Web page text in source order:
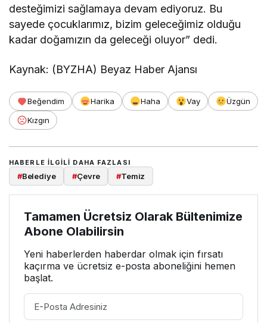
desteğimizi sağlamaya devam ediyoruz. Bu
sayede çocuklarımız, bizim geleceğimiz olduğu
kadar doğamızın da geleceği oluyor” dedi.
Kaynak: (BYZHA) Beyaz Haber Ajansı
Beğendim Harika Haha Vay
Üzgün
Kızgın
HABERLE ILGILI DAHA FAZLASI
#Belediye #Çevre #Temiz
Tamamen Ücretsiz Olarak Bültenimize
Abone Olabilirsin
Yeni haberlerden haberdar olmak için fırsatı
kaçırma ve ücretsiz e-posta aboneliğini hemen
başlat.